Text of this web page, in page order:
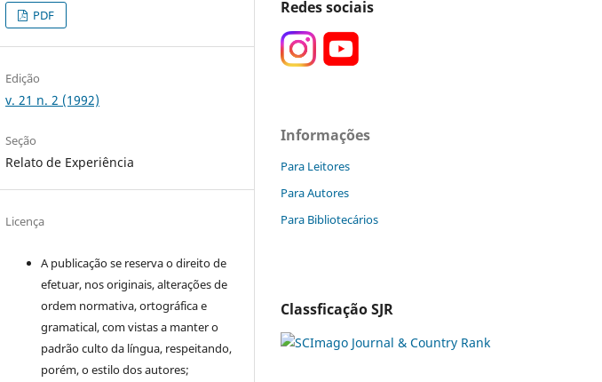
PDF
Edição
v. 21 n. 2 (1992)
Seção
Relato de Experiência
Licença
A publicação se reserva o direito de
efetuar, nos originais, alterações de
ordem normativa, ortográfica e
gramatical, com vistas a manter o
padrão culto da língua, respeitando,
porém, o estilo dos autores;
Redes sociais
Informações
Para Leitores
Para Autores
Para Bibliotecários
Classficação SJR